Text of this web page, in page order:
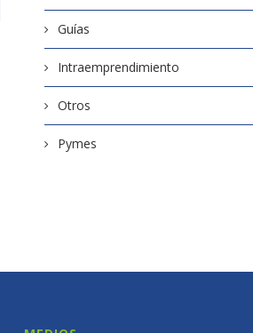
Guías
Intraemprendimiento
Otros
Pymes